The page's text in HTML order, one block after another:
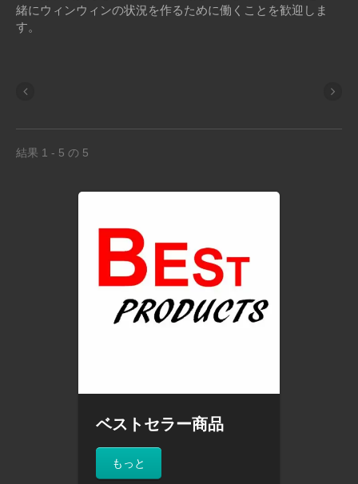
緒にウィンウィンの状況を作るために働くことを歓迎しま
す。
結果 1 - 5 の 5
ベストセラー商品
もっと